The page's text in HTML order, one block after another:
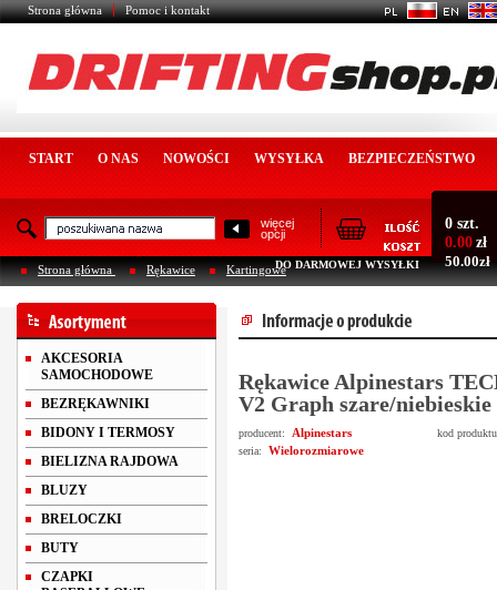
Strona główna Pomoc i kontakt
START O NAS NOWOŚCI WYSYŁKA BEZPIECZEŃSTWO
więcej
opcji
0 szt.
0.00 zł
DO DARMOWEJ WYSYŁKI 50.00zł
Strona główna Rękawice Kartingowe
AKCESORIA
SAMOCHODOWE
BEZRĘKAWNIKI
BIDONY I TERMOSY
BIELIZNA RAJDOWA
BLUZY
BRELOCZKI
BUTY
CZAPKI
Rękawice Alpinestars
V2 Graph szare/niebieskie
producent: Alpinestars
kod
seria:
Wielorozmiarowe